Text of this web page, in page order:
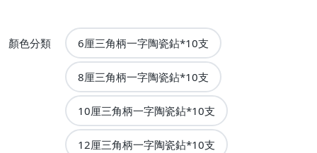
顏色分類 6厘三角柄一字陶瓷鉆*10支
8厘三角柄一字陶瓷鉆*10支
10厘三角柄一字陶瓷鉆*10支
12厘三角柄一字陶瓷鉆*10支